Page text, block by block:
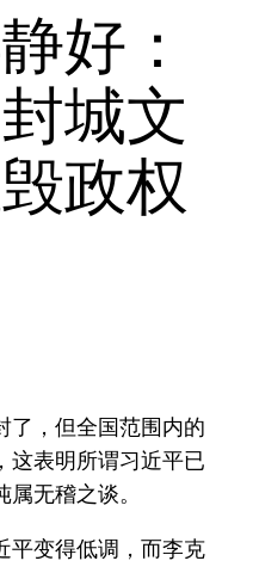
好：
城文
政权
了，但全国范围内的
这表明所谓习近平已
无稽之谈。
平变得低调，而李克